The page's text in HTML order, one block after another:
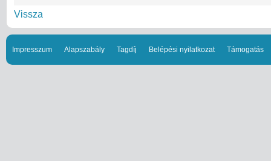
Vissza
Impresszum Alapszabály Tagdíj Belépési nyilatkozat Támogatás